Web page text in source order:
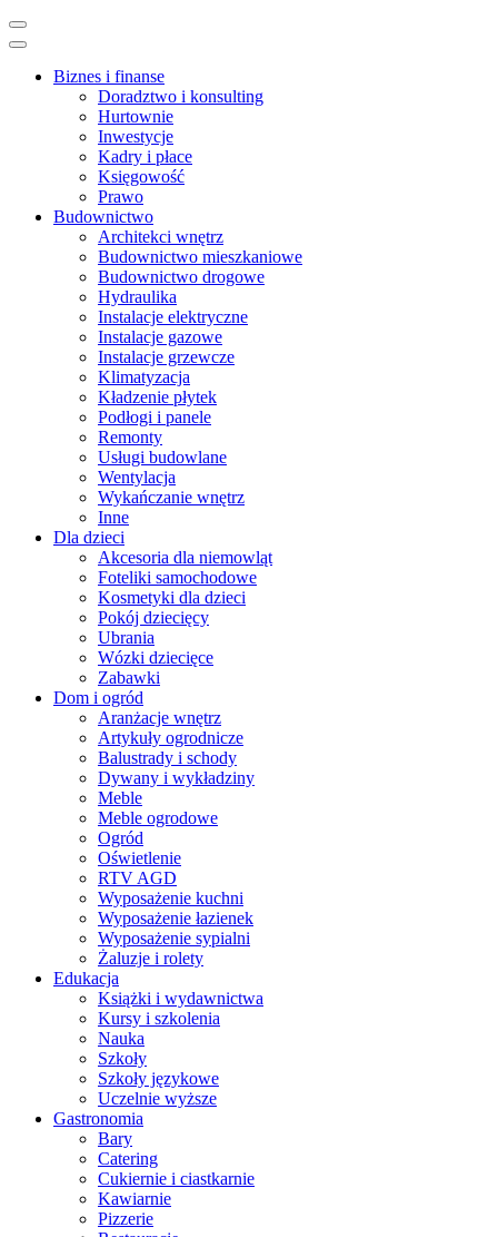
Skip
to
(Press
Biznes i finanse
Doradztwo i konsulting
Hurtownie
Inwestycje
Kadry i płace
Księgowość
Prawo
Budownictwo
Architekci wnętrz
Budownictwo mieszkaniowe
Budownictwo drogowe
Hydraulika
Instalacje elektryczne
Instalacje gazowe
Instalacje grzewcze
Klimatyzacja
Kładzenie płytek
Podłogi i panele
Remonty
Usługi budowlane
Wentylacja
Wykańczanie wnętrz
Inne
Dla dzieci
Akcesoria dla niemowląt
Foteliki samochodowe
Kosmetyki dla dzieci
Pokój dziecięcy
Ubrania
Wózki dziecięce
Zabawki
Dom i ogród
Aranżacje wnętrz
Artykuły ogrodnicze
Balustrady i schody
Dywany i wykładziny
Meble
Meble ogrodowe
Ogród
Oświetlenie
RTV AGD
Wyposażenie kuchni
Wyposażenie łazienek
Wyposażenie sypialni
Żaluzje i rolety
Edukacja
Książki i wydawnictwa
Kursy i szkolenia
Nauka
Szkoły
Szkoły językowe
Uczelnie wyższe
Gastronomia
Bary
Catering
Cukiernie i ciastkarnie
Kawiarnie
Pizzerie